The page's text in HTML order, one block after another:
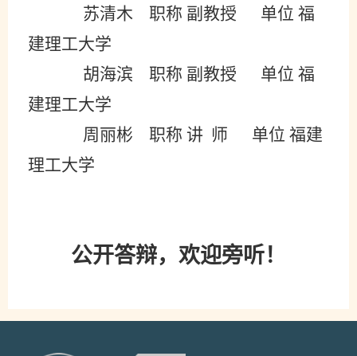
苏清木
职称 副教授 单位 福
建理工大学
胡海滨
职称 副教授 单位 福
建理工大学
周丽彬
职称 讲 师 单位 福建
理工大学
公开答辩，欢迎旁听！